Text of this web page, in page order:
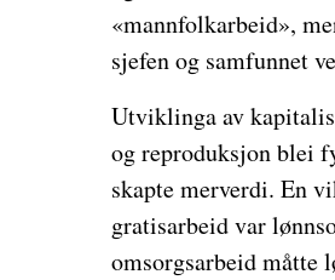
«mannfolkarbeid»,
sjefen og samfunnet
Utviklinga av
og reproduksjon blei
skapte merverdi. En
gratisarbeid var
omsorgsarbeid måtte